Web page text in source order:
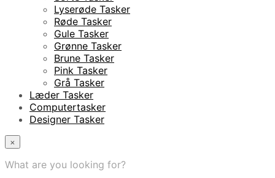
Lyserøde Tasker
Røde Tasker
Gule Tasker
Grønne Tasker
Brune Tasker
Pink Tasker
Grå Tasker
Læder Tasker
Computertasker
Designer Tasker
×
What are you looking for?